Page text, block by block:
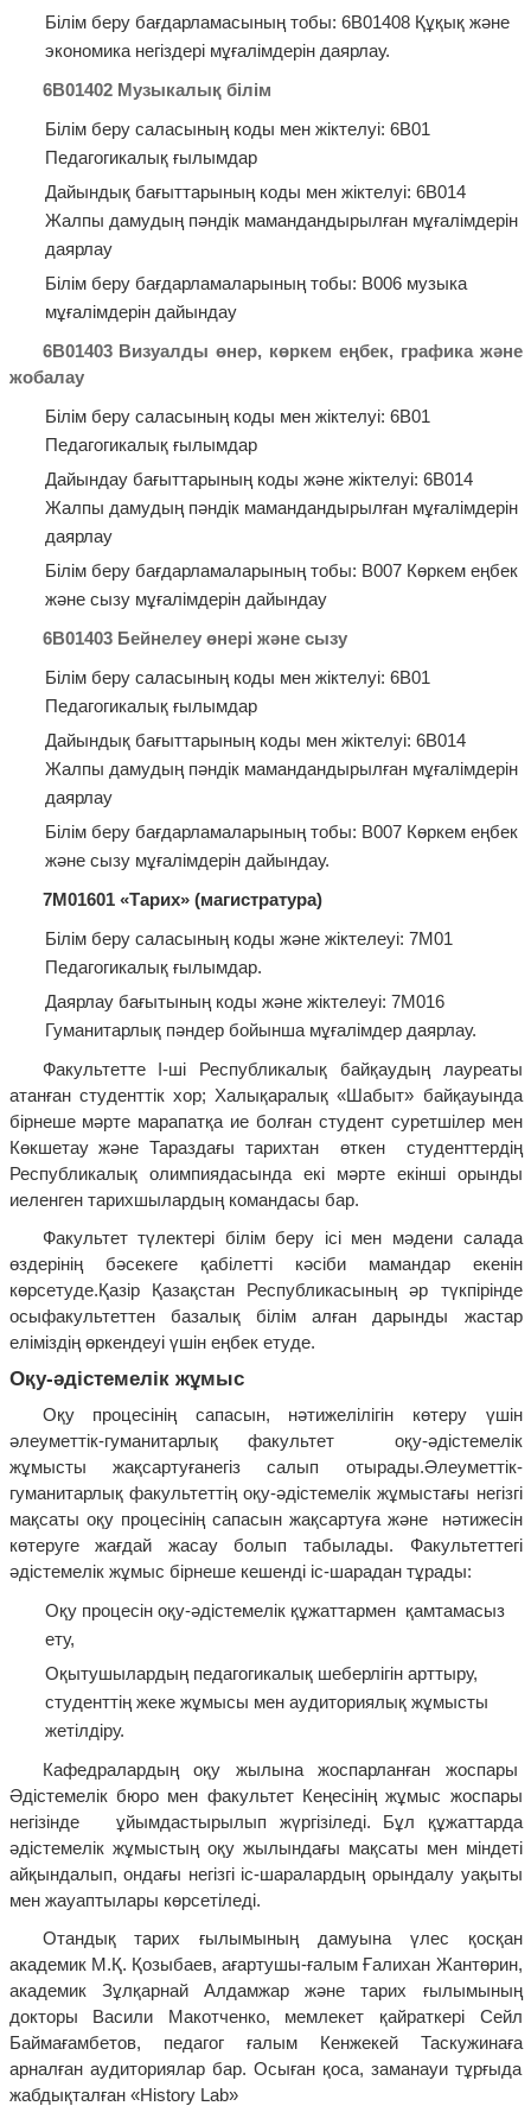
Білім беру бағдарламасының тобы: 6В01408 Құқық және
экономика негіздері мұғалімдерін даярлау.
6В01402 Музыкалық білім
Білім беру саласының коды мен жіктелуі: 6В01
Педагогикалық ғылымдар
Дайындық бағыттарының коды мен жіктелуі: 6В014
Жалпы дамудың пәндік мамандандырылған мұғалімдерін
даярлау
Білім беру бағдарламаларының тобы: В006 музыка
мұғалімдерін дайындау
6В01403 Визуалды өнер, көркем еңбек, графика және
жобалау
Білім беру саласының коды мен жіктелуі: 6В01
Педагогикалық ғылымдар
Дайындау бағыттарының коды және жіктелуі: 6В014
Жалпы дамудың пәндік мамандандырылған мұғалімдерін
даярлау
Білім беру бағдарламаларының тобы: В007 Көркем еңбек
және сызу мұғалімдерін дайындау
6В01403 Бейнелеу өнері және сызу
Білім беру саласының коды мен жіктелуі: 6В01
Педагогикалық ғылымдар
Дайындық бағыттарының коды мен жіктелуі: 6В014
Жалпы дамудың пәндік мамандандырылған мұғалімдерін
даярлау
Білім беру бағдарламаларының тобы: В007 Көркем еңбек
және сызу мұғалімдерін дайындау.
7M01601 «Тарих» (магистратура)
Білім беру саласының коды және жіктелеуі: 7М01
Педагогикалық ғылымдар.
Даярлау бағытының коды және жіктелеуі: 7М016
Гуманитарлық пәндер бойынша мұғалімдер даярлау.
Факультетте І-ші Республикалық байқаудың лауреаты
атанған студенттік хор; Халықаралық «Шабыт» байқауында
бірнеше мәрте марапатқа ие болған студент суретшілер мен
Көкшетау және Тараздағы тарихтан өткен студенттердің
Республикалық олимпиядасында екі мәрте екінші орынды
иеленген тарихшылардың командасы бар.
Факультет түлектері білім беру ісі мен мәдени салада
өздерінің бәсекеге қабілетті кәсіби мамандар екенін
көрсетуде.Қазір Қазақстан Республикасының әр түкпірінде
осыфакультеттен базалық білім алған дарынды жастар
еліміздің өркендеуі үшін еңбек етуде.
Оқу-әдістемелік жұмыс
Оқу процесінің сапасын, нәтижелілігін көтеру үшін
әлеуметтік-гуманитарлық факультет оқу-әдістемелік
жұмысты жақсартуғанегіз салып отырады.Әлеуметтік-
гуманитарлық факультеттің оқу-әдістемелік жұмыстағы негізгі
мақсаты оқу процесінің сапасын жақсартуға және нәтижесін
көтеруге жағдай жасау болып табылады. Факультеттегі
әдістемелік жұмыс бірнеше кешенді іс-шарадан тұрады:
Оқу процесін оқу-әдістемелік құжаттармен қамтамасыз
ету,
Оқытушылардың педагогикалық шеберлігін арттыру,
студенттің жеке жұмысы мен аудиториялық жұмысты
жетілдіру.
Кафедралардың оқу жылына жоспарланған жоспары
Әдістемелік бюро мен факультет Кеңесінің жұмыс жоспары
негізінде ұйымдастырылып жүргізіледі. Бұл құжаттарда
әдістемелік жұмыстың оқу жылындағы мақсаты мен міндеті
айқындалып, ондағы негізгі іс-шаралардың орындалу уақыты
мен жауаптылары көрсетіледі.
Отандық тарих ғылымының дамуына үлес қосқан
академик М.Қ. Қозыбаев, ағартушы-ғалым Ғалихан Жантөрин,
академик Зұлқарнай Алдамжар және тарих ғылымының
докторы Васили Макотченко, мемлекет қайраткері Сейл
Баймағамбетов, педагог ғалым Кенжекей Таскужинаға
арналған аудиториялар бар. Осыған қоса, заманауи тұрғыда
жабдықталған «Нistory Lab»